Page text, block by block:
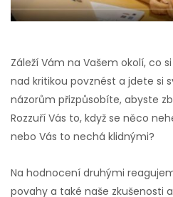
Záleží Vám na Vašem okolí, co
nad kritikou povznést a jdete si
názorům přizpůsobíte, abyste
Rozzuří Vás to, když se něco
nebo Vás to nechá klidnými?
Na hodnocení druhými
povahy a také naše zkušenosti